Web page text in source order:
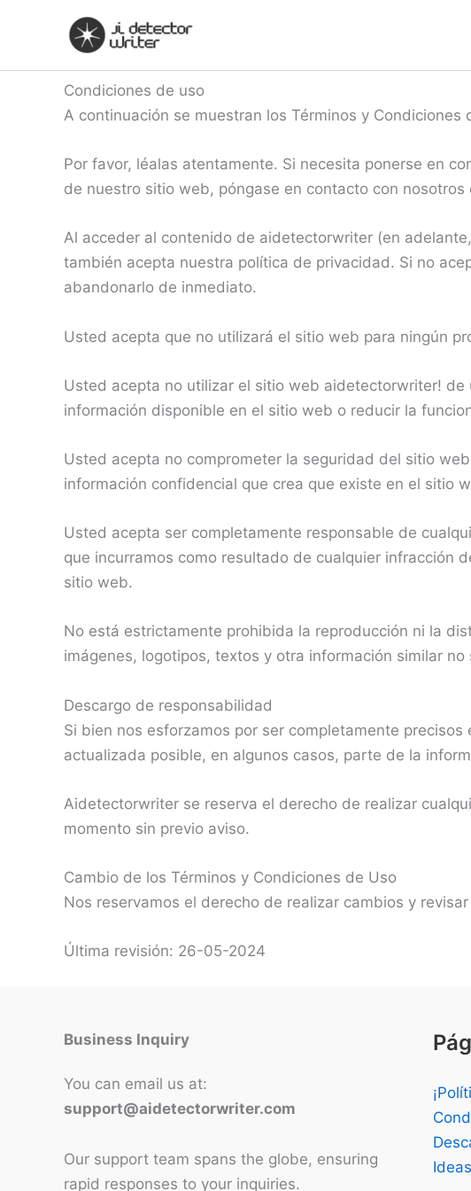
Condiciones de uso
A continuación se muestran los Términos y Condiciones
Por favor, léalas atentamente. Si necesita ponerse en
de nuestro sitio web, póngase en contacto con
Al acceder al contenido de aidetectorwriter (en
también acepta nuestra política de privacidad. Si no
abandonarlo de inmediato.
Usted acepta que no utilizará el sitio web para ningún
Usted acepta no utilizar el sitio web aidetectorwriter!
información disponible en el sitio web o reducir la
Usted acepta no comprometer la seguridad del sitio
información confidencial que crea que existe en el sitio
Usted acepta ser completamente responsable de
que incurramos como resultado de cualquier infracción
sitio web.
No está estrictamente prohibida la reproducción ni la
imágenes, logotipos, textos y otra información similar
Descargo de responsabilidad
Si bien nos esforzamos por ser completamente
actualizada posible, en algunos casos, parte de la
Aidetectorwriter se reserva el derecho de realizar
momento sin previo aviso.
Cambio de los Términos y Condiciones de Uso
Nos reservamos el derecho de realizar cambios y
Última revisión: 26-05-2024
Business Inquiry
You can email us at:
support@aidetectorwriter.com
Our support team spans the globe, ensuring
rapid responses to your inquiries.